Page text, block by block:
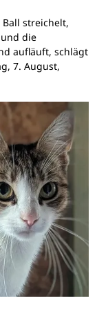
streichelt,
die
aufläuft, schlägt
7. August,